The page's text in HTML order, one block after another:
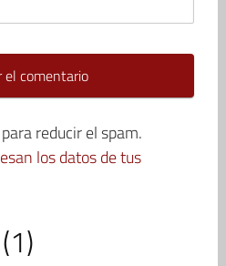
reducir el spam.
los datos de tus